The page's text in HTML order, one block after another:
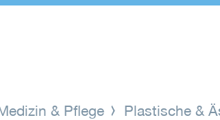
& Pflege Plastische &